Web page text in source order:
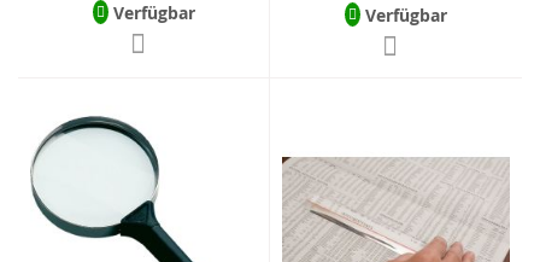
Verfügbar Verfügbar